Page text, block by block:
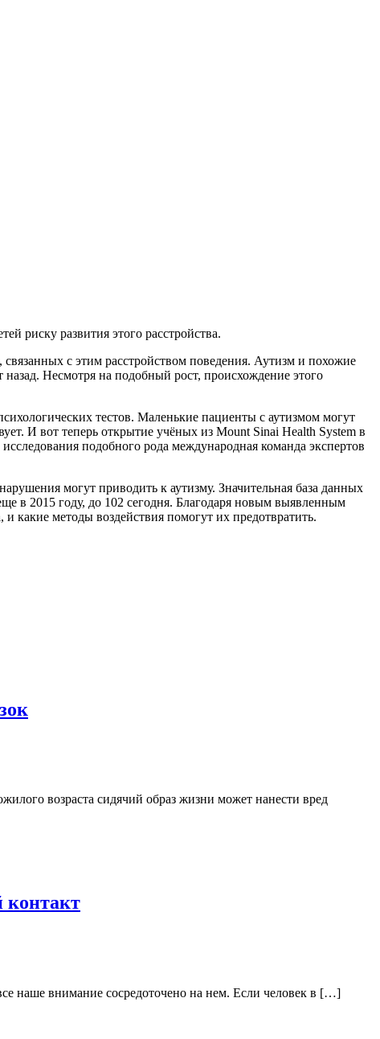
риску развития этого расстройства.
с этим расстройством поведения. Аутизм и похожие
назад. Несмотря на подобный рост, происхождение этого
тестов. Маленькие пациенты с аутизмом могут
И вот теперь открытие учёных из Mount Sinai Health System в
подобного рода международная команда экспертов
могут приводить к аутизму. Значительная база данных
в 2015 году, до 102 сегодня. Благодаря новым выявленным
какие методы воздействия помогут их предотвратить.
возраста сидячий образ жизни может нанести вред
контакт
наше внимание сосредоточено на нем. Если человек в […]